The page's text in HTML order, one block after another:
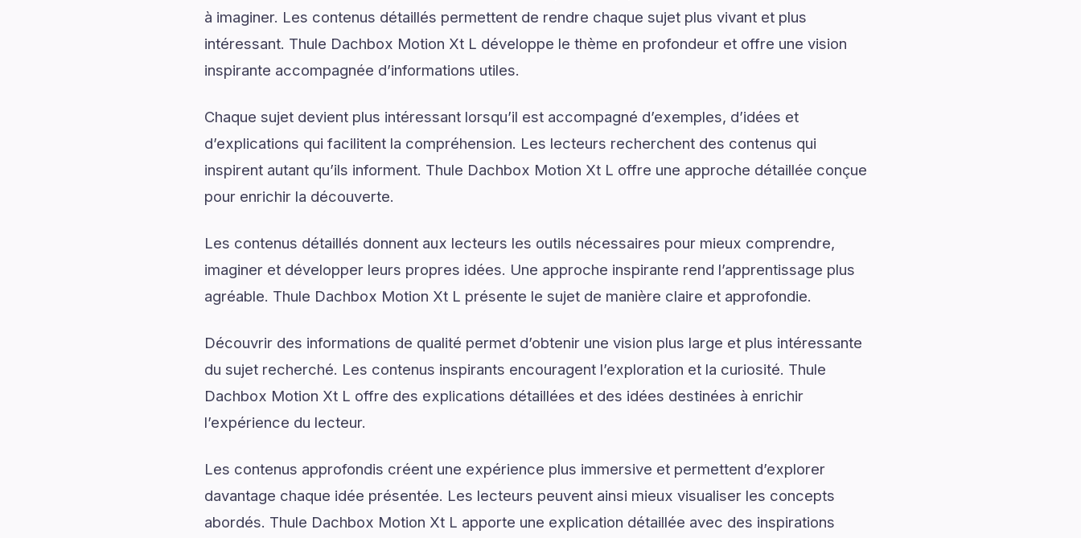
à imaginer. Les contenus détaillés permettent de rendre chaque sujet plus vivant et plus
intéressant. Thule Dachbox Motion Xt L développe le thème en profondeur et offre une vision
inspirante accompagnée d’informations utiles.
Chaque sujet devient plus intéressant lorsqu’il est accompagné d’exemples, d’idées et
d’explications qui facilitent la compréhension. Les lecteurs recherchent des contenus qui
inspirent autant qu’ils informent. Thule Dachbox Motion Xt L offre une approche détaillée conçue
pour enrichir la découverte.
Les contenus détaillés donnent aux lecteurs les outils nécessaires pour mieux comprendre,
imaginer et développer leurs propres idées. Une approche inspirante rend l’apprentissage plus
agréable. Thule Dachbox Motion Xt L présente le sujet de manière claire et approfondie.
Découvrir des informations de qualité permet d’obtenir une vision plus large et plus intéressante
du sujet recherché. Les contenus inspirants encouragent l’exploration et la curiosité. Thule
Dachbox Motion Xt L offre des explications détaillées et des idées destinées à enrichir
l’expérience du lecteur.
Les contenus approfondis créent une expérience plus immersive et permettent d’explorer
davantage chaque idée présentée. Les lecteurs peuvent ainsi mieux visualiser les concepts
abordés. Thule Dachbox Motion Xt L apporte une explication détaillée avec des inspirations